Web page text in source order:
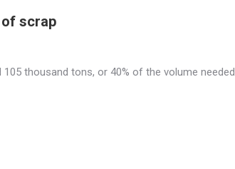
of scrap
thousand tons, or 40% of the volume needed